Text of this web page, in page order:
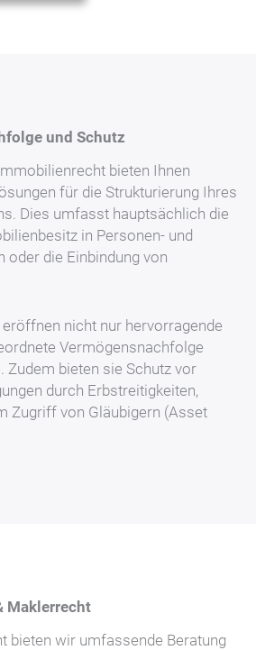
und Schutz
bieten Ihnen
für die Strukturierung Ihres
Dies umfasst hauptsächlich die
in Personen- und
oder die Einbindung von
nicht nur hervorragende
Vermögensnachfolge
Zudem bieten sie Schutz vor
durch Erbstreitigkeiten,
Zugriff von Gläubigern (Asset
Maklerrecht
bieten wir umfassende Beratung